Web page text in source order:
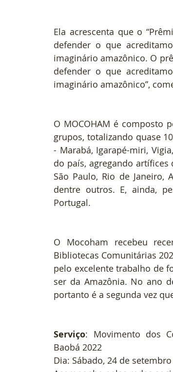
Ela acrescenta que o
defender o que
imaginário amazônico. O
defender o que
imaginário amazônico”,
O MOCOHAM é composto
grupos, totalizando quase
- Marabá, Igarapé-miri,
do país, agregando
São Paulo, Rio de Janeiro,
dentre outros. E, ainda,
Portugal.
O Mocoham recebeu
Bibliotecas Comunitárias
pelo excelente trabalho de
ser da Amazônia. No ano
portanto é a segunda vez
Serviço: Movimento dos
Baobá 2022
Dia: Sábado, 24 de